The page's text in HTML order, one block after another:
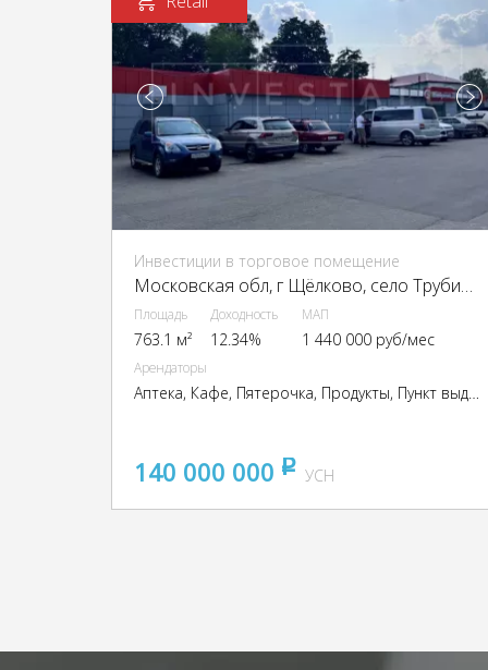
Инвестиции в торговое помещение
Московская обл, г Щёлково, село Трубино, ул Фабричная, д 54/1
Площадь
763.1 м²
Доходность
12.34%
МАП
1 440 000 руб/мес
Арендаторы
Аптека, Кафе, Пятерочка, Продукты, Пункт выдачи OZON, Пункт выдачи Wildberries
140 000 000 pуб
УСН